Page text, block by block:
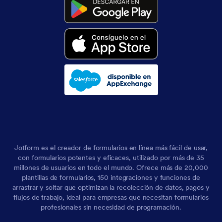
Jotform es el creador de formularios en línea más fácil de usar,
con formularios potentes y eficaces, utilizado por más de 35
millones de usuarios en todo el mundo. Ofrece más de 20,000
plantillas de formularios, 150 integraciones y funciones de
arrastrar y soltar que optimizan la recolección de datos, pagos y
flujos de trabajo, ideal para empresas que necesitan formularios
profesionales sin necesidad de programación.